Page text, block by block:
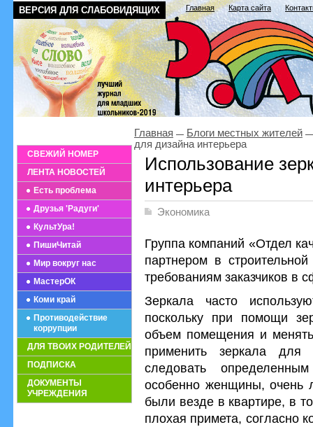
ВЕРСИЯ ДЛЯ СЛАБОВИДЯЩИХ Главная Карта сайта
СВЕЖИЙ НОМЕР
ЛЕНТА НОВОСТЕЙ
Есть проблема
Друзья 'Радуги'
КультУра!
ПишиЧитай
Мир вокруг нас
МастерОК
Коми край
Противодействие
коррупции
ДЛЯ ТВОИХ РОДИТЕЛЕЙ
ПОДПИСКА
ДОКУМЕНТЫ
УЧРЕЖДЕНИЯ
Главная
Блоги местных жителей
для дизайна интерьера
Использование
интерьера
Экономика
Группа компаний «Отдел
партнером в
требованиям заказчиков в
Зеркала часто
поскольку при помощи
объем помещения и
применить зеркала для
следовать
особенно женщины, очень
были везде в квартире, в
плохая примета, согласно